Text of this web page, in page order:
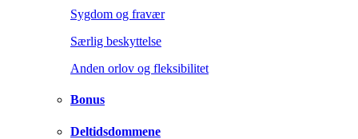
Sygdom og fravær
Særlig beskyttelse
Anden orlov og fleksibilitet
Bonus
Deltidsdommene